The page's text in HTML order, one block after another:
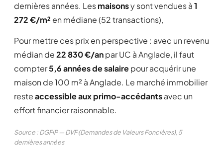
dernières années. Lesmaisonsy sont vendues à1
272 €/m² en médiane (52 transactions),
Pour mettre ces prix en perspective : avec un revenu
médian de22 830 €/anpar UC à Anglade, il faut
compter5,6 années de salairepour acquérir une
maison de 100 m² à Anglade. Le marché immobilier
resteaccessible aux primo-accédantsavec un
effort financier raisonnable.
Source : DGFiP — DVF (Demandes de Valeurs Foncières), 5
dernières années